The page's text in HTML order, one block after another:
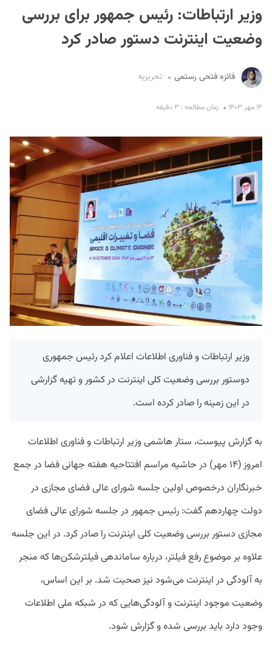
وزیر ارتباطات: رئیس جمهور برای بررسی
وضعیت اینترنت دستور صادر کرد
فائزه فتحی رستمی تحریریه
۱۴ مهر ۱۴۰۳ زمان مطالعه : ۳ دقیقه
وزیر ارتباطات و فناوری اطلاعات اعلام کرد رئیس جمهوری
دوستور بررسی وضعیت کلی اینترنت در کشور و تهیه گزارشی
در این زمینه را صادر کرده است.
به گزارش پیوست، ستار هاشمی وزیر ارتباطات و فناوری اطلاعات
امروز (۱۴ مهر) در حاشیه مراسم افتتاحیه هفته جهانی فضا در جمع
خبرنگاران درخصوص اولین جلسه شورای عالی فضای مجازی در
دولت چهاردهم گفت: رئیس جمهور در جلسه شورای عالی فضای
مجازی دستور بررسی وضعیت کلی اینترنت را صادر کرد. در این جلسه
علاوه بر موضوع رفع فیلتر، درباره ساماندهی فیلترشکن‌ها که منجر
به آلودگی در اینترنت می‌شود نیز صحبت شد. بر این اساس،
وضعیت موجود اینترنت و آلودگی‌هایی که در شبکه ملی اطلاعات
وجود دارد باید بررسی شده و گزارش شود.